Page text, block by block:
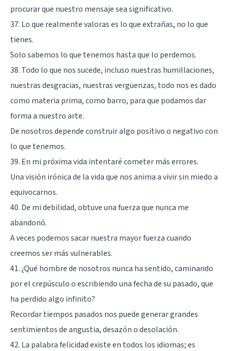
procurar que nuestro mensaje sea significativo.
37. Lo que realmente valoras es lo que extrañas, no lo que
tienes.
Solo sabemos lo que tenemos hasta que lo perdemos.
38. Todo lo que nos sucede, incluso nuestras humillaciones,
nuestras desgracias, nuestras vergüenzas, todo nos es dado
como materia prima, como barro, para que podamos dar
forma a nuestro arte.
De nosotros depende construir algo positivo o negativo con
lo que tenemos.
39. En mi próxima vida intentaré cometer más errores.
Una visión irónica de la vida que nos anima a vivir sin miedo a
equivocarnos.
40. De mi debilidad, obtuve una fuerza que nunca me
abandonó.
A veces podemos sacar nuestra mayor fuerza cuando
creemos ser más vulnerables.
41. ¿Qué hombre de nosotros nunca ha sentido, caminando
por el crepúsculo o escribiendo una fecha de su pasado, que
ha perdido algo infinito?
Recordar tiempos pasados nos puede generar grandes
sentimientos de angustia, desazón o desolación.
42. La palabra felicidad existe en todos los idiomas; es